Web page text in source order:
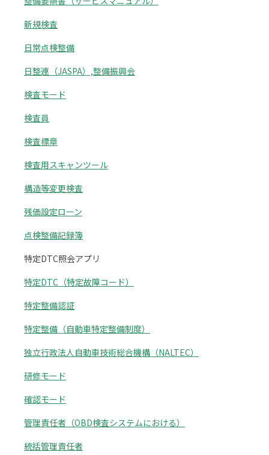
新規検査
日常点検整備
日整連（JASPA）,整備振興会
検査モード
検査員
検査標章
検査用スキャンツール
構造等変更検査
残価設定ローン
点検整備記録簿
特定DTC照会アプリ
特定DTC（特定故障コード）
特定整備認証
特定整備（自動車特定整備制度）
独立行政法人自動車技術総合機構（NALTEC）
研修モード
確認モード
管理責任者（OBD検査システムにおける）
統括管理責任者